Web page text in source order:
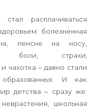
расплачиваться
болезненная
пенсне на носу,
боли, страхи,
чахотка – давно стали
И как
детства – сразу же:
школьная